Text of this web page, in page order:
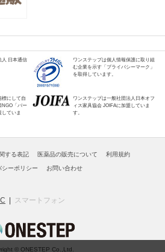
人 日本通信
ワンステップは個人情報保護に取り組
む企業を示す「プライバシーマーク」
を取得しています。
標にして自
NGO「バー
していま
ワンステップは一般社団法人日本オフ
ィス家具協会 JOIFAに加盟していま
す。
する表記 医薬品の販売について 利用規約
シーポリシー お問い合わせ
スマートフォン
© ONESTEP Co.,Ltd.